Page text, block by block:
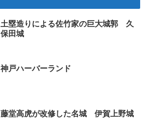
土塁造りによる佐竹家の巨大城郭 久
保田城
神戸ハーバーランド
藤堂高虎が改修した名城 伊賀上野城